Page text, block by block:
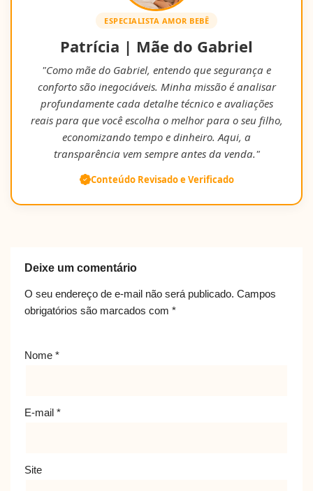
ESPECIALISTA AMOR BEBÊ
Patrícia | Mãe do Gabriel
"Como mãe do Gabriel, entendo que segurança e
conforto são inegociáveis. Minha missão é analisar
profundamente cada detalhe técnico e avaliações
reais para que você escolha o melhor para o seu filho,
economizando tempo e dinheiro. Aqui, a
transparência vem sempre antes da venda."
Conteúdo Revisado e Verificado
Deixe um comentário
O seu endereço de e-mail não será publicado. Campos
obrigatórios são marcados com *
Nome *
E-mail *
Site